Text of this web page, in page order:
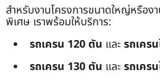
สำหรับงานโครงการขนาดใหญ่หรือ
พิเศษ เราพร้อมให้บริการ:
รถเครน 120 ตัน และรถเคร
รถเครน 130 ตัน และรถเคร